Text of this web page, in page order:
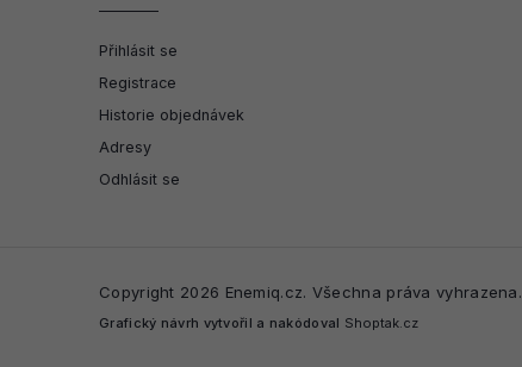
Přihlásit se
Registrace
Historie objednávek
Adresy
Odhlásit se
Copyright 2026 Enemiq.cz. Všechna práva vyhrazena.
Grafický návrh vytvořil a nakódoval Shoptak.cz